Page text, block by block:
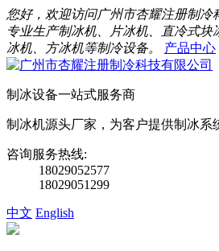
您好，欢迎访问广州市杏耀注册制冷
专业生产制冰机、片冰机、直冷式块
冰机、方冰机等制冷设备。
产品中心
制冰设备一站式服务商
制冰机源头厂家，为客户提供制冰系
咨询服务热线:
18029052577
18029051299
中文 English